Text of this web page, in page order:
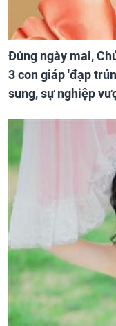
Đúng ngày mai,
3 con giáp 'đạp
sung, sự nghiệp